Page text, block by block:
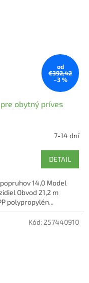
od
€392,42
–3 %
obytný príves
7-14 dní
DETAIL
14,0 Model
Obvod 21,2 m
polypropylén...
Kód: 257440910